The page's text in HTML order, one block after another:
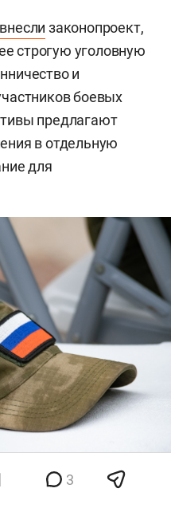
внесли законопроект,
строгую уголовную
и
боевых
предлагают
в отдельную
для
3